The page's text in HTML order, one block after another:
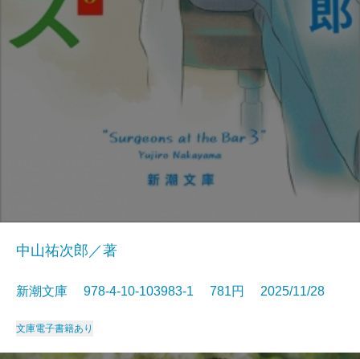
中山祐次郎／著
新潮文庫 978-4-10-103983-1 781円 2025/11/28
文庫電子書籍あり